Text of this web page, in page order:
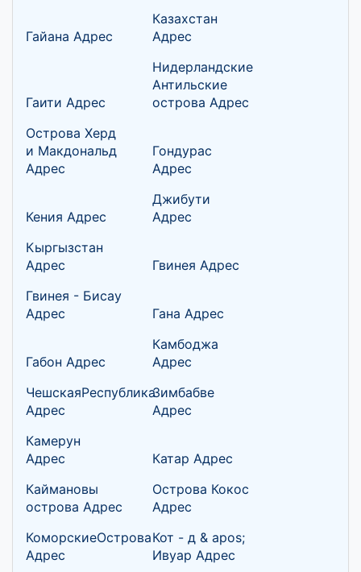
Гайана Адрес
Казахстан
Адрес
Гаити Адрес
Нидерландские
Антильские
острова Адрес
Острова Херд
и Макдональд
Адрес
Гондурас
Адрес
Кения Адрес
Джибути
Адрес
Кыргызстан
Адрес
Гвинея Адрес
Гвинея - Бисау
Адрес
Гана Адрес
Габон Адрес
Камбоджа
Адрес
ЧешскаяРеспублика
Адрес
Зимбабве
Адрес
Камерун
Адрес
Катар Адрес
Каймановы
острова Адрес
Острова Кокос
Адрес
КоморскиеОстрова
Адрес
Кот - д & apos;
Ивуар Адрес